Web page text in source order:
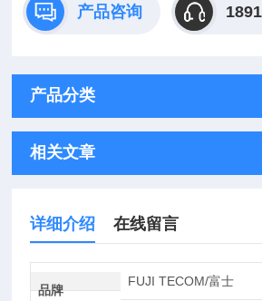
产品咨询
产品分类
相关文章
详细介绍 在线留言
品牌
FUJI TECOM/富士